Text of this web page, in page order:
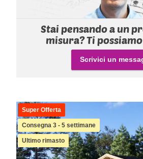
Stai pensando a un
misura? Ti
Scrivici un
Super Offerta
Consegna 3 - 5 settimane
Ultimo rimasto